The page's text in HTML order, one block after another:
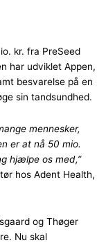
kr. fra PreSeed
har udviklet Appen,
besvarelse på en
sin tandsundhed.
mennesker,
er at nå 50 mio.
hjælpe os med,”
hos Adent Health,
og Thøger
Nu skal